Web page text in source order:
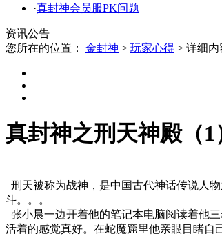
·真封神会员服PK问题
资讯公告
您所在的位置： 金封神 > 玩家心得 > 详细内
真封神之刑天神殿（1
刑天被称为战神，是中国古代神话传说人
斗。。。
张小晨一边开着他的笔记本电脑阅读着他
活着的感觉真好。在蛇魔窟里他亲眼目睹自